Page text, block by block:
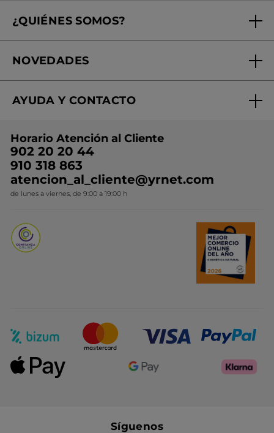
Tratamientos de Belleza
Mi club Yves Rocher
¿QUIÉNES SOMOS?
¿Quiénes somos?
Nuestros compromisos
Conviértete en Franquiciada
NOVEDADES
Rebajas
Ideas de Regalo
Colección Monoi
Novedades del mes
AYUDA Y CONTACTO
Contacto
Horario Atención al Cliente
902 20 20 44
910 318 863
atencion_al_cliente@yrnet.com
de lunes a viernes, de 9:00 a 19:00 h
Síguenos